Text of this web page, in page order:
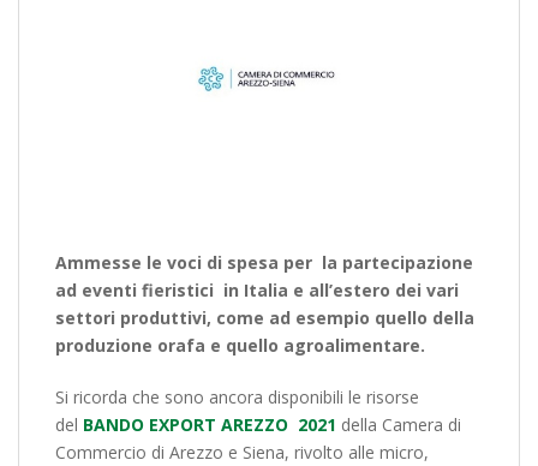
Ammesse le voci di spesa per la partecipazione
ad eventi fieristici in Italia e all’estero dei vari
settori produttivi, come ad esempio quello della
produzione orafa e quello agroalimentare.
Si ricorda che sono ancora disponibili le risorse
del BANDO EXPORT AREZZO 2021 della Camera di
Commercio di Arezzo e Siena, rivolto alle micro,